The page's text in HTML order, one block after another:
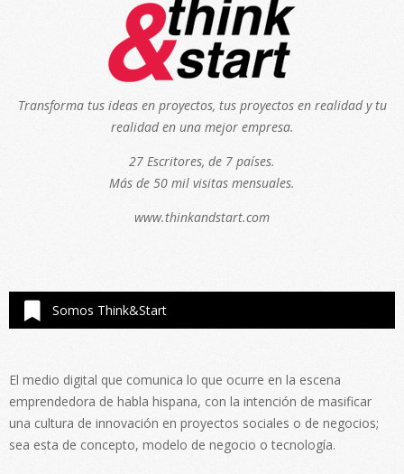
Transforma tus ideas en proyectos, tus proyectos en realidad y tu
realidad en una mejor empresa.
27 Escritores, de 7 países.
Más de 50 mil visitas mensuales.
www.thinkandstart.com
Somos Think&Start
El medio digital que comunica lo que ocurre en la escena
emprendedora de habla hispana, con la intención de masificar
una cultura de innovación en proyectos sociales o de negocios;
sea esta de concepto, modelo de negocio o tecnología.